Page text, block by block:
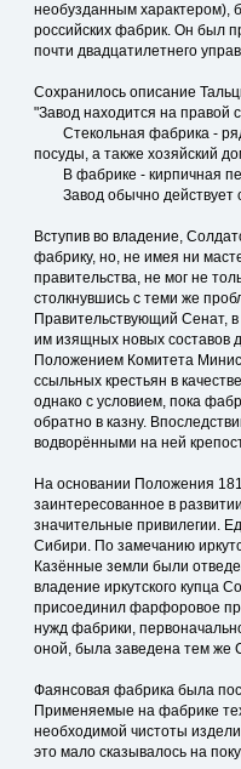
необузданным характером),
российских фабрик. Он был
почти двадцатилетнего
Сохранилось описание
"Завод находится на правой
Стекольная фабрика -
посуды, а также хозяйский
В фабрике - кирпичная
Завод обычно действует с
Вступив во владение,
фабрику, но, не имея ни
правительства, не мог не
столкнувшись с теми же
Правительствующий Сенат,
им изящных новых составов
Положением Комитета
ссыльных крестьян в
однако с условием, пока
обратно в казну.
водворёнными на ней
На основании Положения
заинтересованное в
значительные привилегии.
Сибири. По замечанию
Казённые земли были
владение иркутского купца
присоединил фарфоровое
нужд фабрики,
оной, была заведена тем же
Фаянсовая фабрика была
Применяемые на фабрике
необходимой чистоты
это мало сказывалось на